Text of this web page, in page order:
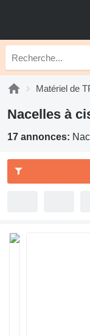
Matériel de
Nacelles à
17 annonces: